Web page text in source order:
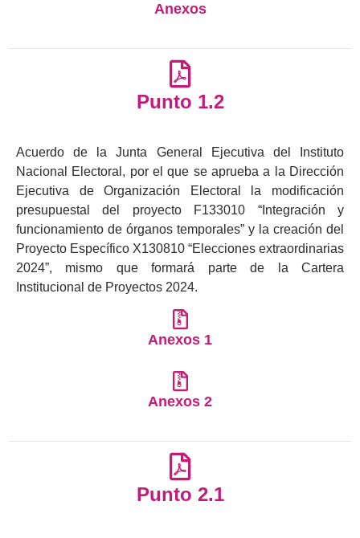
Anexos
Punto 1.2
Acuerdo de la Junta General Ejecutiva del Instituto
Nacional Electoral, por el que se aprueba a la Dirección
Ejecutiva de Organización Electoral la modificación
presupuestal del proyecto F133010 “Integración y
funcionamiento de órganos temporales” y la creación del
Proyecto Específico X130810 “Elecciones extraordinarias
2024”, mismo que formará parte de la Cartera
Institucional de Proyectos 2024.
Anexos 1
Anexos 2
Punto 2.1